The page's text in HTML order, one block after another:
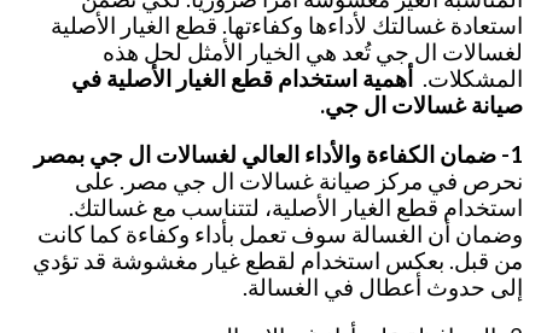
استعادة غسالتك لأداءها وكفاءتها. قطع الغيار الأصلية
لغسالات ال جي تُعد هي الخيار الأمثل لحل هذه
المشكلات.
أهمية استخدام قطع الغيار الأصلية في
صيانة غسالات ال جي.
1- ضمان الكفاءة والأداء العالي لغسالات ال جي بمصر
نحرص في مركز صيانة غسالات ال جي مصر. على
استخدام قطع الغيار الأصلية، لتتناسب مع غسالتك.
وضمان أن الغسالة سوف تعمل بأداء وكفاءة كما كانت
من قبل. بعكس استخدام لقطع غيار مغشوشة قد تؤدي
إلى حدوث أعطال في الغسالة.